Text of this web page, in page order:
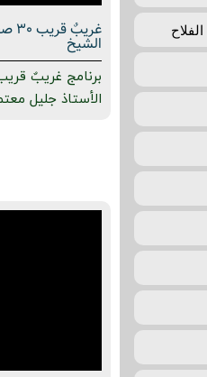
الشيخ
الأستاذ جليل